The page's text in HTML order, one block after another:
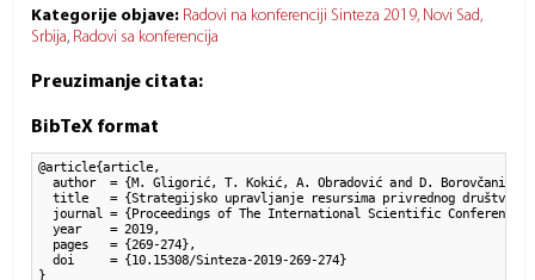
Kategorije objave: Radovi na konferenciji Sinteza 2019, Novi Sad,
Srbija Radovi sa konferencija
Preuzimanje citata:
BibTeX format
@article{article,
  author  = {M. Gligorić, T. Kokić, A. Obradović and D. Borovčanin},
title   = {Strategijsko upravljanje resursima privrednog društva:
journal = {Proceedings of The International Scientific Conference
  year    = 2019,
  pages   = {269-274},
  doi     = {10.15308/Sinteza-2019-269-274}
}